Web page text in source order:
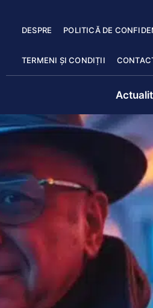
DESPRE POLITICĂ DE
TERMENI ȘI CONDIȚII